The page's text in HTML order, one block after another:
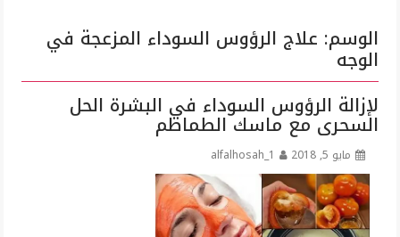
الوسم: علاج الرؤوس السوداء المزعجة في
الوجه
لإزالة الرؤوس السوداء في البشرة الحل
السحرى مع ماسك الطماطم
مايو 5, 2018 alfalhosah_1